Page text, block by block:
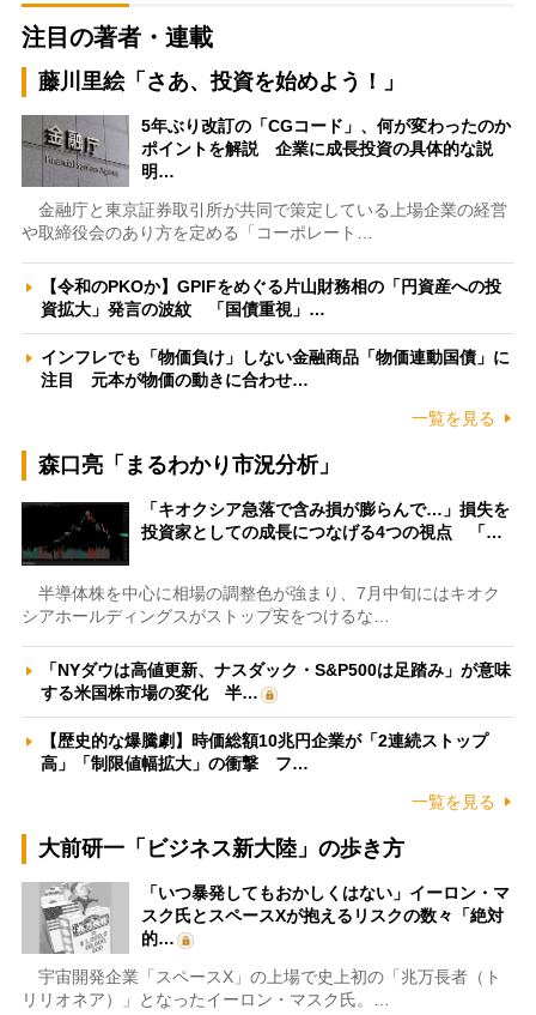
注目の著者・連載
藤川里絵「さあ、投資を始めよう！」
5年ぶり改訂の「CGコード」、何が変わったのか
ポイントを解説 企業に成長投資の具体的な説
明…
金融庁と東京証券取引所が共同で策定している上場企業の経営
や取締役会のあり方を定める「コーポレート…
【令和のPKOか】GPIFをめぐる片山財務相の「円資産への投
資拡大」発言の波紋 「国債重視」…
インフレでも「物価負け」しない金融商品「物価連動国債」に
注目 元本が物価の動きに合わせ…
一覧を見る
森口亮「まるわかり市況分析」
「キオクシア急落で含み損が膨らんで…」損失を
投資家としての成長につなげる4つの視点 「…
半導体株を中心に相場の調整色が強まり、7月中旬にはキオク
シアホールディングスがストップ安をつけるな…
「NYダウは高値更新、ナスダック・S&P500は足踏み」が意味
する米国株市場の変化 半…
【歴史的な爆騰劇】時価総額10兆円企業が「2連続ストップ
高」「制限値幅拡大」の衝撃 フ…
一覧を見る
大前研一「ビジネス新大陸」の歩き方
「いつ暴発してもおかしくはない」イーロン・マ
スク氏とスペースXが抱えるリスクの数々「絶対
的…
宇宙開発企業「スペースX」の上場で史上初の「兆万長者（ト
リリオネア）」となったイーロン・マスク氏。…